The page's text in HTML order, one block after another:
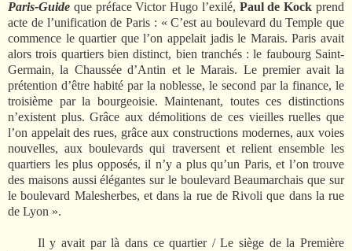
Paris-Guide que préface Victor Hugo l’exilé, Paul de Kock prend
acte de l’unification de Paris : « C’est au boulevard du Temple que
commence le quartier que l’on appelait jadis le Marais. Paris avait
alors trois quartiers bien distinct, bien tranchés : le faubourg Saint-
Germain, la Chaussée d’Antin et le Marais. Le premier avait la
prétention d’être habité par la noblesse, le second par la finance, le
troisième par la bourgeoisie. Maintenant, toutes ces distinctions
n’existent plus. Grâce aux démolitions de ces vieilles ruelles que
l’on appelait des rues, grâce aux constructions modernes, aux voies
nouvelles, aux boulevards qui traversent et relient ensemble les
quartiers les plus opposés, il n’y a plus qu’un Paris, et l’on trouve
des maisons aussi élégantes sur le boulevard Beaumarchais que sur
le boulevard Malesherbes, et dans la rue de Rivoli que dans la rue
de Lyon ».
Il y avait par là dans ce quartier / Le siège de la Première